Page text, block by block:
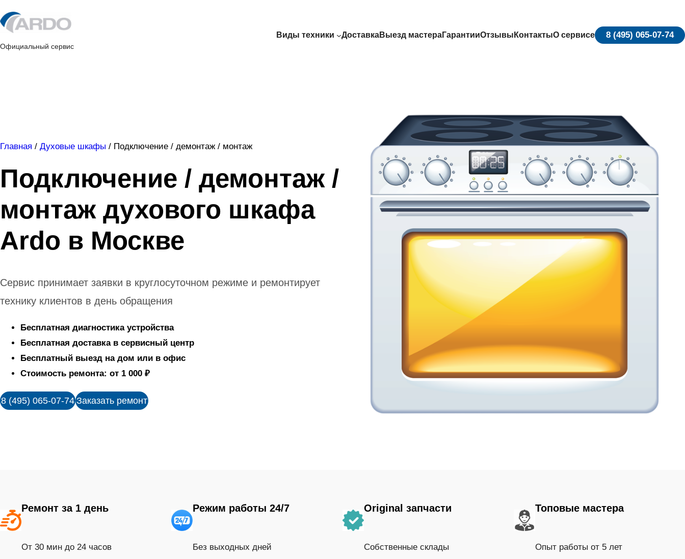
to
Официальный сервис
Виды техники ДоставкаВыезд мастераГарантииОтзывы КонтактыО сервисе 8 (495) 065-07-74
Главная / Духовые шкафы / Подключение / демонтаж / монтаж
Подключение / демонтаж /
монтаж духового шкафа
Ardo в Москве
Сервис принимает заявки в круглосуточном режиме и ремонтирует
технику клиентов в день обращения
Бесплатная диагностика устройства
Бесплатная доставка в сервисный центр
Бесплатный выезд на дом или в офис
Стоимость ремонта: от 1 000 ₽
8 (495) 065-07-74 Заказать ремонт
Ремонт за 1 день
От 30 мин до 24 часов
Режим работы 24/7
Без выходных дней
Original запчасти
Собственные склады
Топовые мастера
Опыт работы от 5 лет